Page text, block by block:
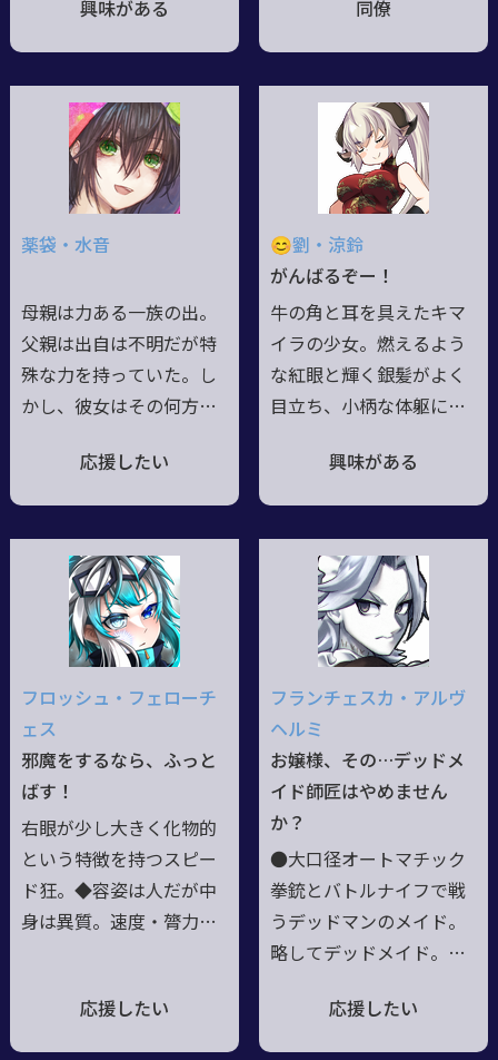
「皆」は救い消える筈だ
やり過ぎじゃないと思
ってるが 未連無さすぎ
て姿を維持できず10歳
程に縮んでるので残当
気合で生前の姿を取る事
てるが酔う為片方目隠し
してる 生き残ってし
まった事を罪と考えてお
り自分の優先度は限りな
興味がある
が売り。 明るくやんち
武闘派で、肉好き。
同僚
薬袋・水音
母親は力ある一族の出。
父親は出自は不明だが特
殊な力を持っていた。し
かし、彼女はその何方も
た。両親は気にせず好き
に生きてくれればいいと
存在が大好きな両親を蔑
む材料にされるのはどう
しても我慢ならない。
だからこそ、証明しなけ
ればならない。 私の才
は確かにここにあると
両親との仲は良好。
応援したい
😊劉・涼鈴
がんばるぞー！
牛の角と耳を具えたキマ
イラの少女。燃えるよう
な紅眼と輝く銀髪がよく
目立ち、小柄な体躯に見
を誇る。カンフーごっこ
にハマっており、映画の
け回り、オブリビオンが
現れると喜び勇んで殴り
倒しに行っている。劉家
に伝わる奥義をすべて会
得したので一人前として
扱われ、一人暮らしをし
ている。
興味がある
フロッシュ・フェローチ
ェス
邪魔をするなら、ふっと
ばす！
右眼が少し大きく化物的
という特徴を持つスピー
ド狂。◆容姿は人だが中
身は異質。速度・膂力・
る。◆車や列車に乗るよ
り自分で駆けた方が速
応援したい
フランチェスカ・アルヴ
ヘルミ
お嬢様、その…デッドメ
イド師匠はやめません
か？
●大口径オートマチック
拳銃とバトルナイフで戦
うデッドマンのメイド。
略してデッドメイド。
というか、愛の力が原動
力。 ●かつて戦場の伝
応援したい